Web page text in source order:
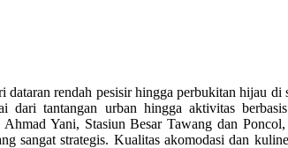
rendah pesisir hingga perbukitan hijau di
dari tantangan urban hingga aktivitas
Yani, Stasiun Besar Tawang dan
sangat strategis. Kualitas akomodasi dan